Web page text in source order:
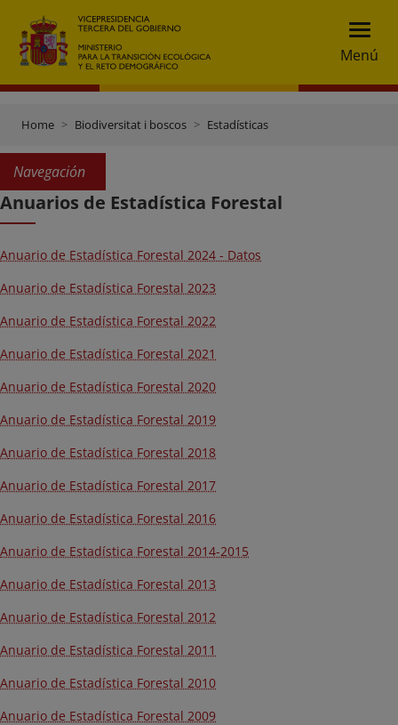
Menú
Home Biodiversitat i boscos Estadísticas
Navegación
Anuarios de Estadística Forestal
Anuario de Estadística Forestal 2024 - Datos
Anuario de Estadística Forestal 2023
Anuario de Estadística Forestal 2022
Anuario de Estadística Forestal 2021
Anuario de Estadística Forestal 2020
Anuario de Estadística Forestal 2019
Anuario de Estadística Forestal 2018
Anuario de Estadística Forestal 2017
Anuario de Estadística Forestal 2016
Anuario de Estadística Forestal 2014-2015
Anuario de Estadística Forestal 2013
Anuario de Estadística Forestal 2012
Anuario de Estadística Forestal 2011
Anuario de Estadística Forestal 2010
Anuario de Estadística Forestal 2009